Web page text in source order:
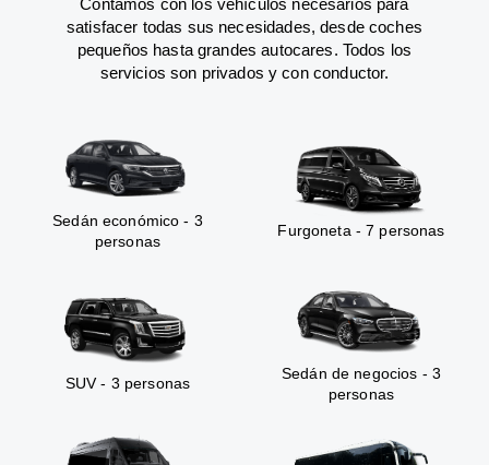
satisfacer todas sus necesidades, desde coches
pequeños hasta grandes autocares. Todos los
servicios son privados y con conductor.
Sedán económico - 3
personas
Furgoneta - 7 personas
SUV - 3 personas
Sedán de negocios - 3
personas